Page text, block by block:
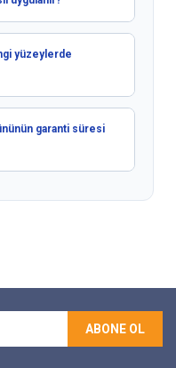
yüzeylerde
garanti süresi
ABONE OL